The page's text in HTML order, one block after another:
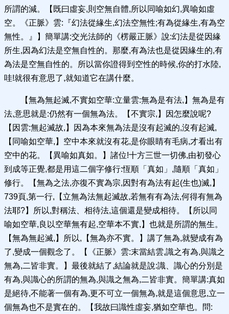
所謂的減。【既曰虛妄,則空無自體,所以同喻如幻,異喻如虛
空。《正脈》雲:『幻法從緣生,幻法空無性;有為從緣生,有為空
無性。』】簡單講:交光法師的《楞嚴正脈》說:幻法是從因緣
所生,因為幻法是空無自性的。那麼,有為法也是從因緣生的,有
為法是空無自性的。所以當你證得到空性的時候,你的打水陸,
哇!就很有意思了,就知道它在講什麼。
【無為無起滅,不實如空華:立量雲:無為是有法,】無為是有
法,意思就是:仍然有一個無為法。【不實宗,】因怎麼說呢?
【因雲:無起滅故,】因為本來無為法是沒有起滅的,沒有起滅,
【同喻如空華,】空中本來就沒有花,是你眼睛有毛病,才看出有
空中的花。【異喻如真如。】諸位!十方三世一切佛,由初發心
到成等正覺,都是用這二個字修行:恆順「真如」,隨順「真如」
修行。【無為之法,亦復不實為宗,因對有為法有起(生也)滅,】
739頁,第一行,【立無為法無起滅故,若無有有為法,何得有無為
法耶?】所以,對稱法、相待法,這個還是變成相待。【所以同
喻如空華,良以空華無有起,空華本不實,】也就是所謂的無生。
【無為無起滅,】所以,【無為亦不實。】講了無為,就變成有為
了,變成一個觀念了。【《正脈》雲:末當結雲,識之有為,與識之
無為,二皆非實。】最後就結了,結論就是說:識、識心的分別是
有為,與識心的所謂的無為,與識之無為,二皆非實。簡單講:真如
是絕待,不能著一個有為,更不可立一個無為,就是這個意思,立一
個無為也不是實在的。【我故曰識性虛妄,猶如空華也。問: